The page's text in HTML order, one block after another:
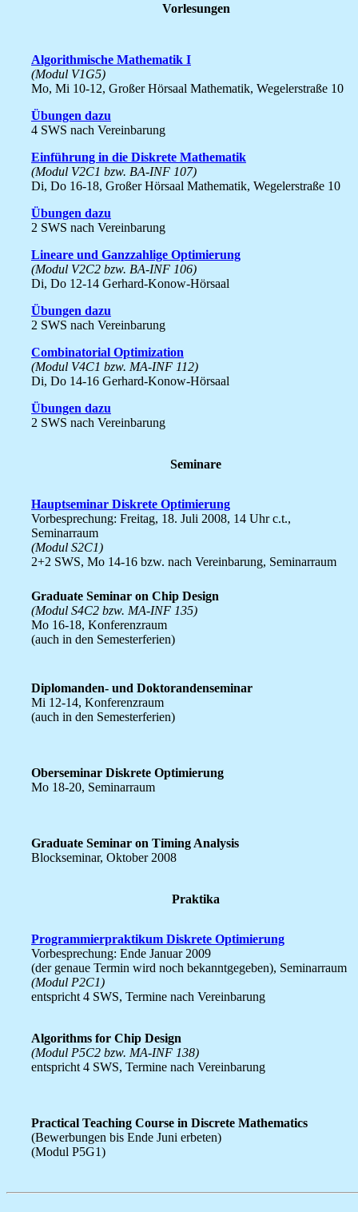
Vorlesungen
Algorithmische Mathematik I
(Modul V1G5)
Mo, Mi 10-12, Großer Hörsaal Mathematik, Wegelerstraße 10
Übungen dazu
4 SWS nach Vereinbarung
Einführung in die Diskrete Mathematik
(Modul V2C1 bzw. BA-INF 107)
Di, Do 16-18, Großer Hörsaal Mathematik, Wegelerstraße 10
Übungen dazu
2 SWS nach Vereinbarung
Lineare und Ganzzahlige Optimierung
(Modul V2C2 bzw. BA-INF 106)
Di, Do 12-14 Gerhard-Konow-Hörsaal
Übungen dazu
2 SWS nach Vereinbarung
Combinatorial Optimization
(Modul V4C1 bzw. MA-INF 112)
Di, Do 14-16 Gerhard-Konow-Hörsaal
Übungen dazu
2 SWS nach Vereinbarung
Seminare
Hauptseminar Diskrete Optimierung
Vorbesprechung: Freitag, 18. Juli 2008, 14 Uhr c.t.,
Seminarraum
(Modul S2C1)
2+2 SWS, Mo 14-16 bzw. nach Vereinbarung, Seminarraum
Graduate Seminar on Chip Design
(Modul S4C2 bzw. MA-INF 135)
Mo 16-18, Konferenzraum
(auch in den Semesterferien)
Diplomanden- und Doktorandenseminar
Mi 12-14, Konferenzraum
(auch in den Semesterferien)
Oberseminar Diskrete Optimierung
Mo 18-20, Seminarraum
Graduate Seminar on Timing Analysis
Blockseminar, Oktober 2008
Praktika
Programmierpraktikum Diskrete Optimierung
Vorbesprechung: Ende Januar 2009
(der genaue Termin wird noch bekanntgegeben), Seminarraum
(Modul P2C1)
entspricht 4 SWS, Termine nach Vereinbarung
Algorithms for Chip Design
(Modul P5C2 bzw. MA-INF 138)
entspricht 4 SWS, Termine nach Vereinbarung
Practical Teaching Course in Discrete Mathematics
(Bewerbungen bis Ende Juni erbeten)
(Modul P5G1)